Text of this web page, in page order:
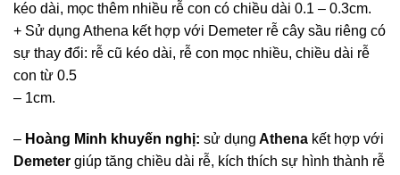
kéo dài, mọc thêm nhiều rễ con có chiều dài 0.1 – 0.3cm.
+ Sử dụng Athena kết hợp với Demeter rễ cây sầu riêng có
sự thay đổi: rễ cũ kéo dài, rễ con mọc nhiều, chiều dài rễ
con từ 0.5
– 1cm.
– Hoàng Minh khuyến nghị: sử dụng Athena kết hợp với
Demeter giúp tăng chiều dài rễ, kích thích sự hình thành rễ